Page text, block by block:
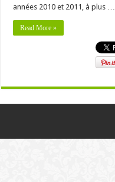
années 2010 et 2011, à plus …
Read More »